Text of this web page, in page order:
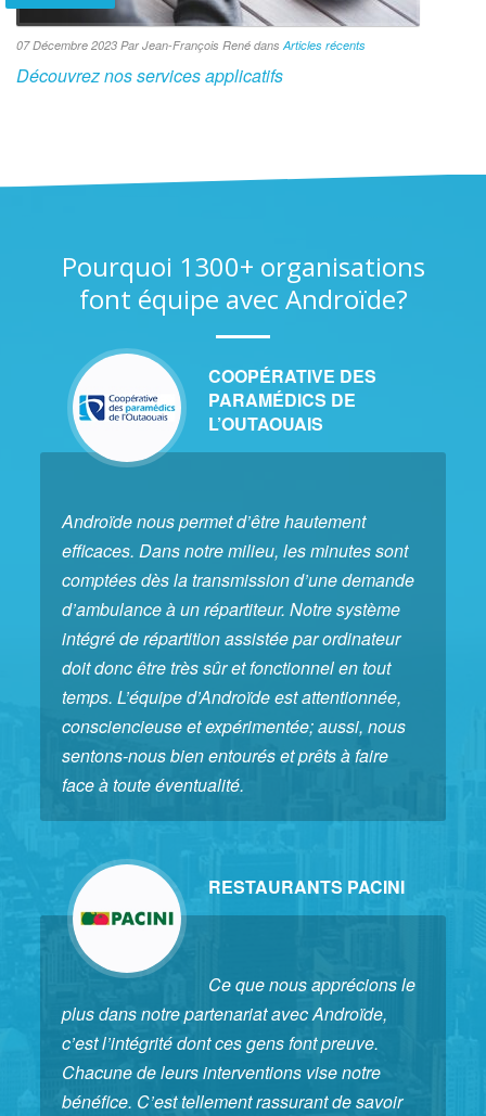
07 Décembre 2023 Par Jean-François René dans Articles récents
Découvrez nos services applicatifs
Pourquoi 1300+ organisations
font équipe avec Androïde?
COOPÉRATIVE DES
PARAMÉDICS DE
L’OUTAOUAIS
Androïde nous permet d’être hautement
efficaces. Dans notre milieu, les minutes sont
comptées dès la transmission d’une demande
d’ambulance à un répartiteur. Notre système
intégré de répartition assistée par ordinateur
doit donc être très sûr et fonctionnel en tout
temps. L’équipe d’Androïde est attentionnée,
consciencieuse et expérimentée; aussi, nous
sentons-nous bien entourés et prêts à faire
face à toute éventualité.
RESTAURANTS PACINI
Ce que nous apprécions le
plus dans notre partenariat avec Androïde,
c’est l’intégrité dont ces gens font preuve.
Chacune de leurs interventions vise notre
bénéfice. C’est tellement rassurant de savoir